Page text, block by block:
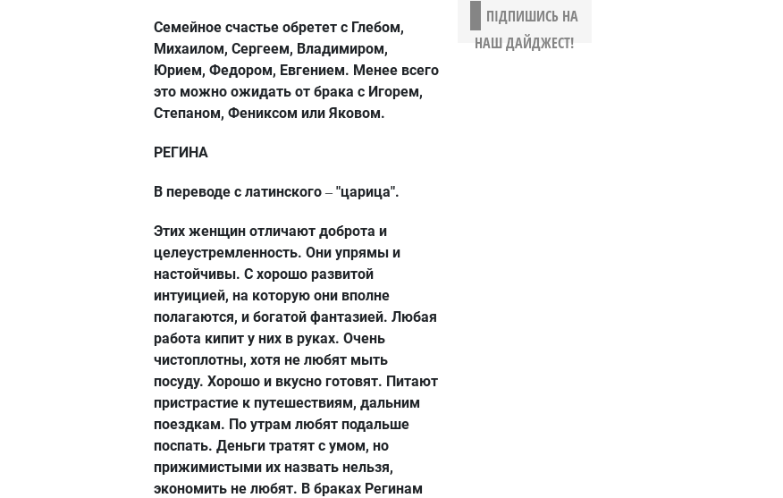
Семейное счастье обретет с Глебом,
Михаилом, Сергеем, Владимиром,
Юрием, Федором, Евгением. Менее всего
это можно ожидать от брака с Игорем,
Степаном, Фениксом или Яковом.
РЕГИНА
В переводе с латинского – "царица".
Этих женщин отличают доброта и
целеустремленность. Они упрямы и
настойчивы. С хорошо развитой
интуицией, на которую они вполне
полагаются, и богатой фантазией. Любая
работа кипит у них в руках. Очень
чистоплотны, хотя не любят мыть
посуду. Хорошо и вкусно готовят. Питают
пристрастие к путешествиям, дальним
поездкам. По утрам любят подальше
поспать. Деньги тратят с умом, но
прижимистыми их назвать нельзя,
экономить не любят. В браках Регинам
ПІДПИШИСЬ НА
НАШ ДАЙДЖЕСТ!